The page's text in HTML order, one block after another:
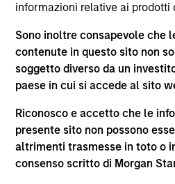
informazioni relative ai prodotti
Sono inoltre consapevole che
contenute in questo sito non
soggetto diverso da un
paese in cui si accede al sito
Riconosco e accetto che le
presente sito non possono
altrimenti trasmesse in toto o
consenso scritto di Morgan
Fund Processing
Passport
Derivatives
ISIN: LU2537066784
Investment Team:
Alternatives Team
Share Class:A